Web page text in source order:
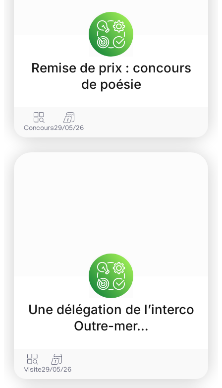
Remise de prix : concours
de poésie
Concours29/05/26
Une délégation de l’interco
Outre-mer…
Visite29/05/26